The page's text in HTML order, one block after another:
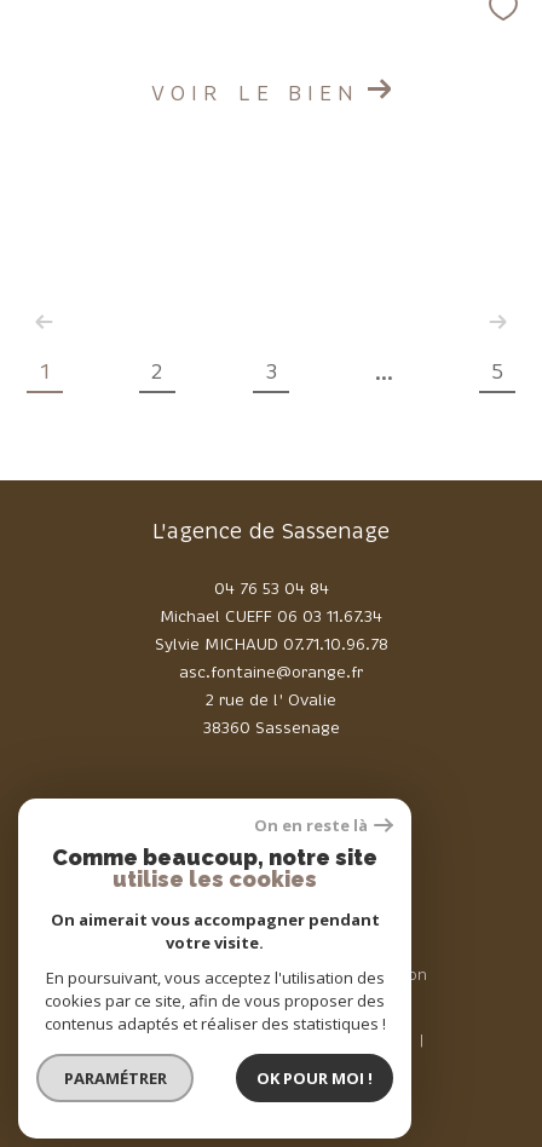
VOIR LE BIEN
1 2 3 ... 5
L'agence de Sassenage
04 76 53 04 84
2 rue de l' Ovalie
38360 Sassenage
Michael CUEFF 06 03 11.67.34
Sylvie MICHAUD 07.71.10.96.78
asc.fontaine@orange.fr
Adhérents
© 2026 | Tous droits réservés | Traduction
powered by Google |
Nos honoraires
Plan du site
Mentions légales
Nos liens
Politique RGPD
On en reste là
Comme beaucoup, notre site
utilise les cookies
On aimerait vous accompagner pendant
votre visite.
En poursuivant, vous acceptez l'utilisation des
cookies par ce site, afin de vous proposer des
contenus adaptés et réaliser des statistiques !
PARAMÉTRER OK POUR MOI !